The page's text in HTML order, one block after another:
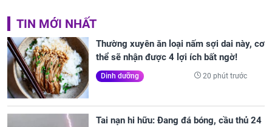
TIN MỚI NHẤT
Thường xuyên ăn loại nấm sợi dai này, cơ
thể sẽ nhận được 4 lợi ích bất ngờ!
Dinh dưỡng 20 phút trước
Tai nạn hi hữu: Đang đá bóng, cầu thủ 24